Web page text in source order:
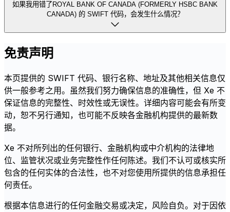
如果我用错了ROYAL BANK OF CANADA (FORMERLY HSBC BANK
CANADA) 的 SWIFT 代码，会发生什么情况？
免责声明
本页提供的 SWIFT 代码、银行名称、地址及其他相关信息仅
供一般参考之用。虽然我们努力确保信息的准确性，但 Xe 不
保证信息的完整性、时效性或无误性。详细内容可能会有所变
动，恕不另行通知，也可能不反映各金融机构提供的最新数
据。
Xe 不对所列出的任何银行、金融机构或中介机构的法律地
位、监管状况或业务完整性作任何陈述。我们不认可或核实所
包含的任何实体的合法性，也不对您使用所提供的信息承担任
何责任。
根据本信息进行的任何金融交易或决定，风险自负。对于因依